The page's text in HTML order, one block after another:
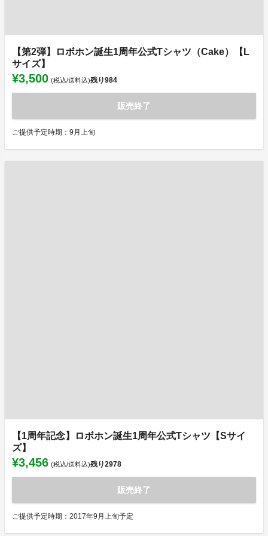
【第2弾】ロボホン誕生1周年公式Tシャツ（Cake）【L
サイズ】
¥3,500 (税込/送料込)残り984
販売終了
ご提供予定時期：9月上旬
【1周年記念】ロボホン誕生1周年公式Tシャツ【Sサイ
ズ】
¥3,456 (税込/送料込)残り2978
販売終了
ご提供予定時期：2017年9月上旬予定